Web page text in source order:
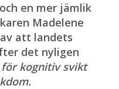
en mer jämlik
Madelene
att landets
det nyligen
kognitiv svikt